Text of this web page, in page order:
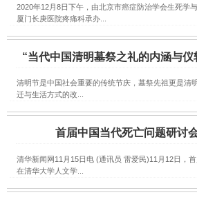
2020年12月8日下午，由北京市癌症防治学会生死学
厦门长庚医院疼痛科承办...
“当代中国清明墓祭之礼的内涵与
清明节是中国社会重要的传统节庆，墓祭先祖更是清
迁与生活方式的改...
首届中国当代死亡问题研讨
清华新闻网11月15日电 (通讯员 雷爱民)11月12日，
在清华大学人文学...